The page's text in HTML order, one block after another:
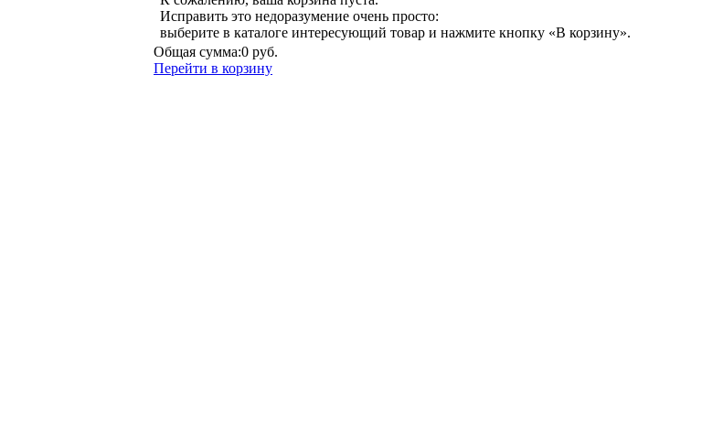
Исправить это недоразумение очень просто:
выберите в каталоге интересующий товар и нажмите кнопку «В корзину».
Общая сумма:0 руб.
Перейти в корзину